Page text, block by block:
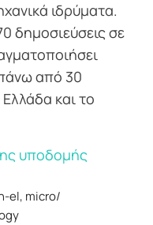
ιδρύματα.
δημοσιεύσεις σε
από 30
και το
υποδομής
el, micro/